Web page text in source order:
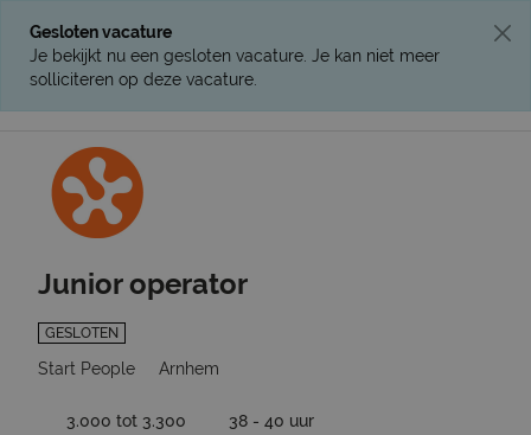
Gesloten vacature
Je bekijkt nu een gesloten vacature. Je kan niet meer
solliciteren op deze vacature.
Junior operator
GESLOTEN
Start People Arnhem
3.000 tot 3.300
38 - 40 uur